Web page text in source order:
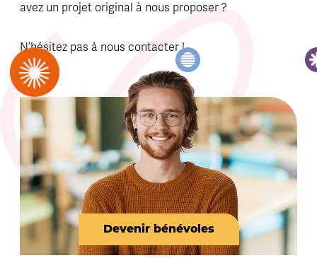
avez un projet original à nous proposer ?
N’hésitez pas à nous contacter !
Devenir bénévoles